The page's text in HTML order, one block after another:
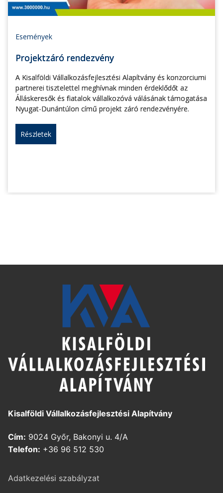
Események
Projektzáró rendezvény
A Kisalföldi Vállalkozásfejlesztési Alapítvány és konzorciumi
partnerei tisztelettel meghívnak minden érdeklődőt az
Álláskeresők és fiatalok vállalkozóvá válásának támogatása
Nyugat-Dunántúlon című projekt záró rendezvényére.
Részletek
Kisalföldi Vállalkozásfejlesztési Alapítvány
Cím: 9024 Győr, Bakonyi u. 4/A
Telefon: +36 96 512 530
Adatkezelési szabályzat